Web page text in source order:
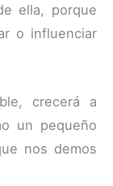
ella, porque
o influenciar
crecerá a
un pequeño
nos demos